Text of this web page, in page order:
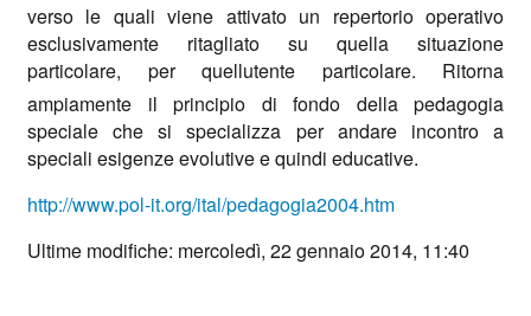
verso le quali viene attivato un repertorio operativo
esclusivamente ritagliato su quella situazione
particolare, per quellutente particolare. Ritorna
ampiamente il principio di fondo della pedagogia
speciale che si specializza per andare incontro a
speciali esigenze evolutive e quindi educative.
http://www.pol-it.org/ital/pedagogia2004.htm
Ultime modifiche: mercoledì, 22 gennaio 2014, 11:40